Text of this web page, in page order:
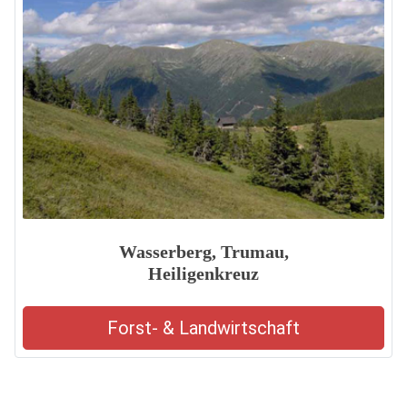
Wasserberg, Trumau,
Heiligenkreuz
Forst- & Landwirtschaft